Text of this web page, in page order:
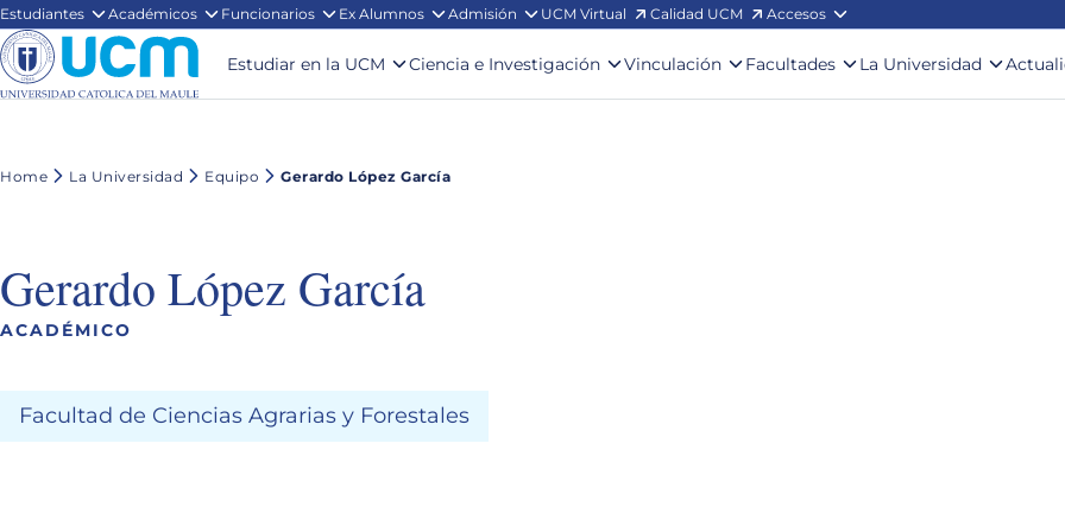
Estudiantes Académicos Funcionarios Ex Alumnos Admisión UCM Virtual Calidad UCM Accesos
Estudiar en la UCM Ciencia e Investigación Vinculación Facultades La Universidad
Home La Universidad Equipo Gerardo López García
Gerardo López García
ACADÉMICO
Facultad de Ciencias Agrarias y Forestales